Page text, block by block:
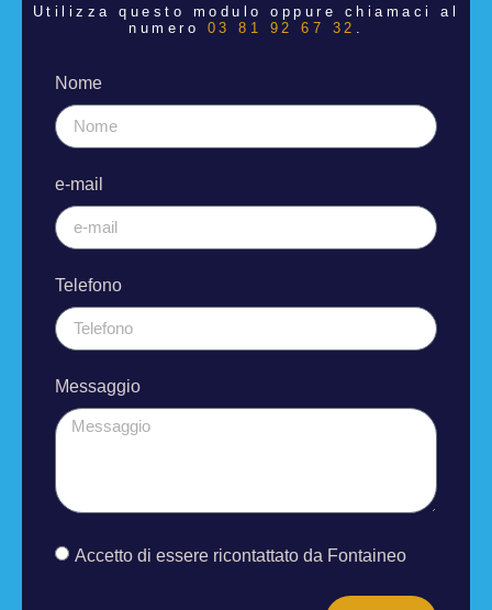
Utilizza questo modulo oppure chiamaci al
numero 03 81 92 67 32 .
Nome
e-mail
Telefono
Messaggio
Accetto di essere ricontattato da Fontaineo